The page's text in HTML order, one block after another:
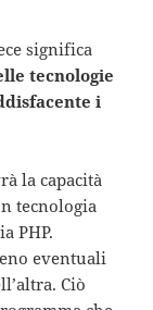
significa
tecnologie
i
la capacità
tecnologia
PHP.
eventuali
Ciò